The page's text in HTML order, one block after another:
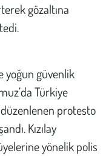
gözaltına
yoğun güvenlik
Türkiye
protesto
Kızılay
yönelik polis